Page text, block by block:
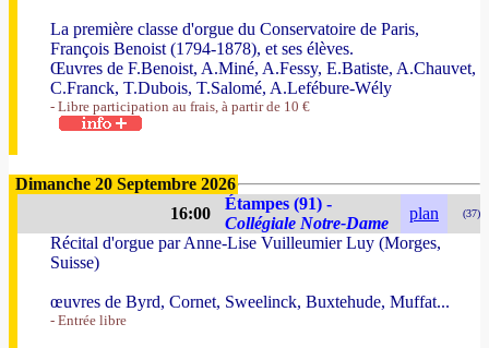
La première classe d'orgue du Conservatoire de Paris,
François Benoist (1794-1878), et ses élèves.
Œuvres de F.Benoist, A.Miné, A.Fessy, E.Batiste, A.Chauvet,
C.Franck, T.Dubois, T.Salomé, A.Lefébure-Wély
- Libre participation au frais, à partir de 10 €
Dimanche 20 Septembre 2026
16:00
Étampes (91) -
Collégiale Notre-Dame
plan (37)
Récital d'orgue par Anne-Lise Vuilleumier Luy (Morges,
Suisse)
œuvres de Byrd, Cornet, Sweelinck, Buxtehude, Muffat...
- Entrée libre